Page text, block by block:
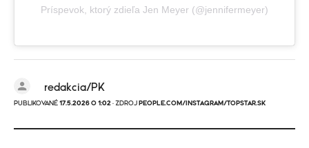
Príspevok, ktorý zdieľa Jen Meyer (@jennifermeyer)
redakcia/PK
PUBLIKOVANÉ 17.5.2026 O 1:02 · ZDROJ PEOPLE.COM/INSTAGRAM/TOPSTAR.SK